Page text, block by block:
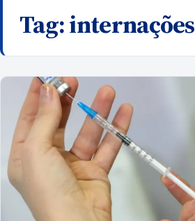
Tag:internações